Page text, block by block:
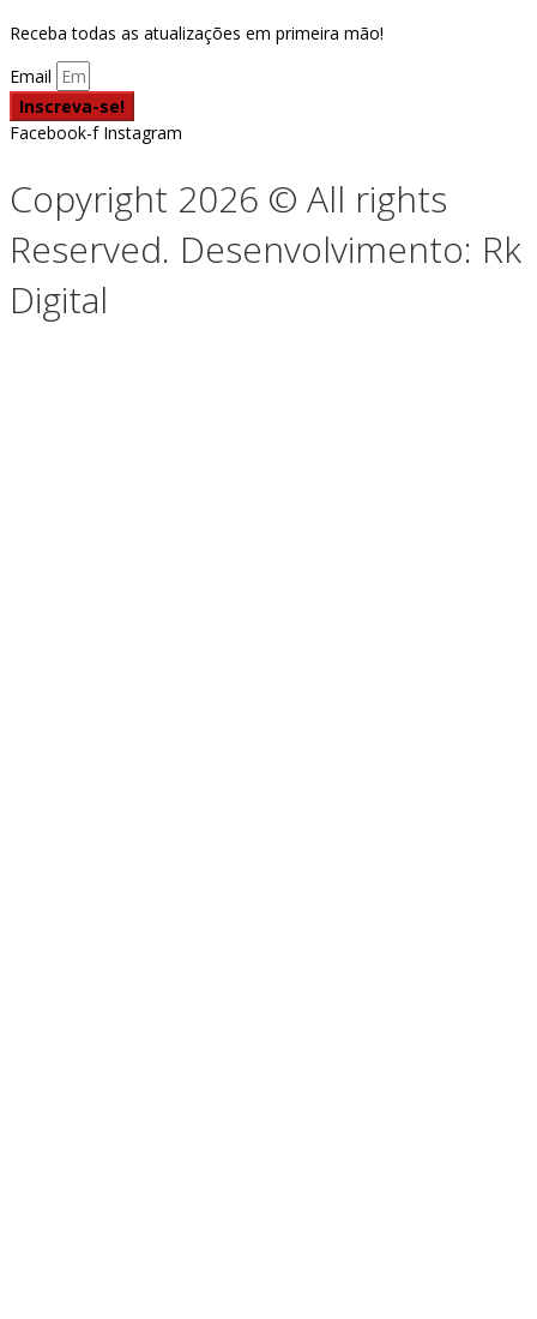
Receba todas as atualizações em primeira mão!
Email
Inscreva-se!
Facebook-f Instagram
Copyright 2026 © All rights
Reserved. Desenvolvimento: Rk
Digital